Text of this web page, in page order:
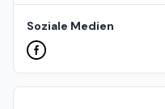
Soziale Medien